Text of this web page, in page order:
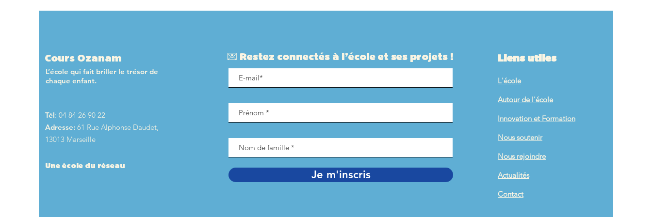
éducative !
𝗱𝗲́𝗰𝗹𝗮𝗿𝗮𝘁𝗶𝗼𝗻.
cloche se tait. Pour nous
Cours Ozanam
L’école qui fait briller le trésor de
chaque enfant.
Tél: 04 84 26 90 22
Adresse: 61 Rue Alphonse Daudet,
13013 Marseille
Une école du réseau
💌 Restez connectés à l’école et ses projets !
Je m'inscris
Liens utiles
L'école
Autour de l'école
Innovation et Formation
Nous soutenir
Nous rejoindre
Actualités
Contact